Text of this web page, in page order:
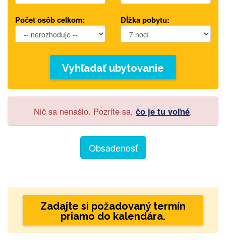
Počet osôb celkom: Dĺžka pobytu:
Vyhľadať ubytovanie
Nič sa nenašlo. Pozrite sa, čo je tu voľné.
Obsadenosť
Zadajte si požadovaný termín
priamo do kalendára.